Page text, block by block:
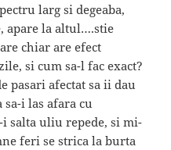
larg si degeaba,
apare la altul….stie
chiar are efect
si cum sa-l fac exact?
pasari afectat sa ii dau
i las afara cu
i salta uliu repede, si mi-
feri se strica la burta